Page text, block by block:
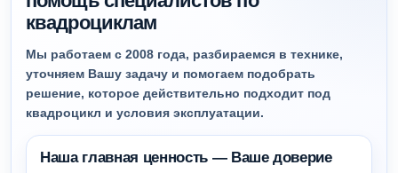
квадроциклам
Мы работаем с 2008 года, разбираемся в технике,
уточняем Вашу задачу и помогаем подобрать
решение, которое действительно подходит под
квадроцикл и условия эксплуатации.
Наша главная ценность — Ваше доверие